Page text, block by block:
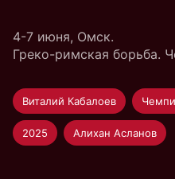
4-7 июня, Омск.
Греко-римская борьба.
Виталий Кабалоев
2025 Алихан Асланов